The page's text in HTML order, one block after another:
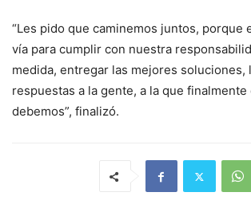
“Les pido que caminemos juntos, porque
vía para cumplir con nuestra
medida, entregar las mejores soluciones,
respuestas a la gente, a la que finalmente
debemos”, finalizó.